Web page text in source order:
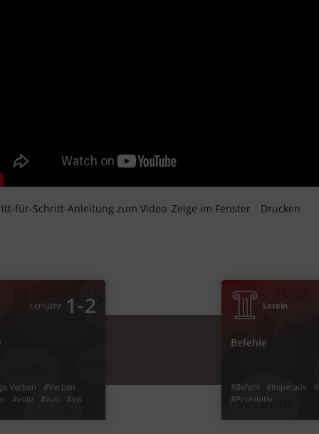
für-Schritt-Anleitung zum Video Zeige im Fenster Drucken
Lernjahr 1‐2
Verben
#Verben
#volo #vult #vis
Latein
Befehle
#Befehl #Imperativ
#Prohibitiv
#Prohibitiv